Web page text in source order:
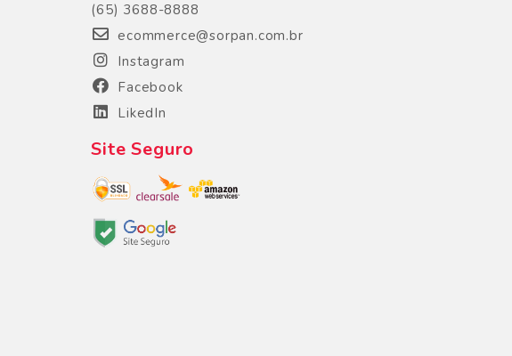
(65) 3688-8888
ecommerce@sorpan.com.br
Instagram
Facebook
LikedIn
Site Seguro